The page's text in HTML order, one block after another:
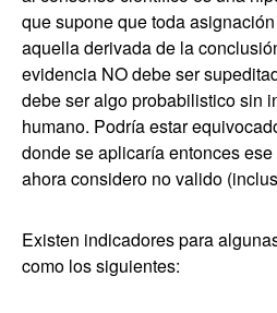
que supone que toda
aquella derivada de la
evidencia NO debe ser
debe ser algo probabilistico sin
humano. Podría estar
donde se aplicaría entonces
ahora considero no valido
Existen indicadores para
como los siguientes: